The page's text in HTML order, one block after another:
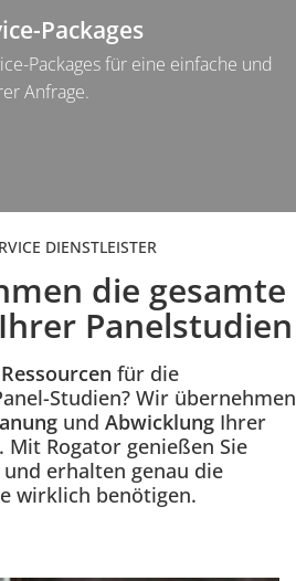
Packages
Packages für eine einfache und
Anfrage.
Einleitung
DIENSTLEISTER
die gesamte
Panelstudien
für die
Studien? Wir übernehmen
und Abwicklung Ihrer
Mit Rogator genießen Sie
und erhalten genau die
wirklich benötigen.